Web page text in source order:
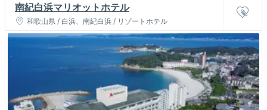
南紀白浜マリオットホテル
和歌山県 / 白浜、南紀白浜 / リゾートホテル